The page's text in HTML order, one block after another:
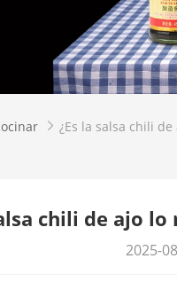
 ¿Es la salsa chili
chili de ajo
2025-